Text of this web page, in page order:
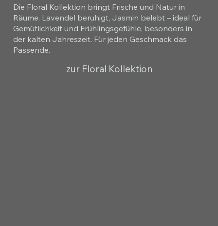
Die Floral Kollektion bringt Frische und Natur in
Räume. Lavendel beruhigt, Jasmin belebt – ideal für
Gemütlichkeit und Frühlingsgefühle, besonders in
der kalten Jahreszeit. Für jeden Geschmack das
Passende.
zur Floral Kollektion